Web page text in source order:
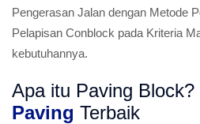
Pengerasan Jalan dengan Metode
Pelapisan Conblock pada Kriteria
kebutuhannya.
Apa itu Paving Block?
Paving Terbaik